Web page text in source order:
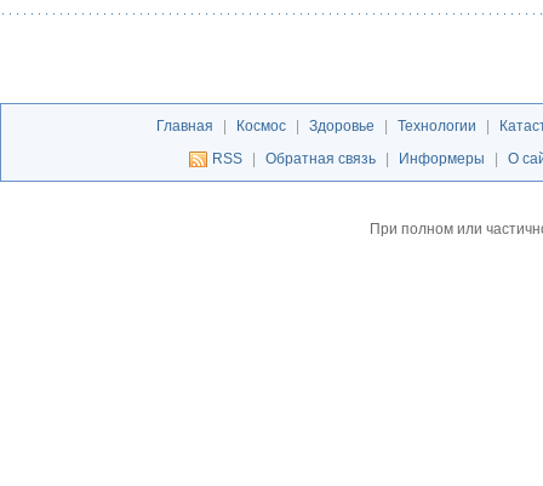
Главная | Космос | Здоровье | Технологии |
RSS
| Обратная связь | Информеры | О
При полном или